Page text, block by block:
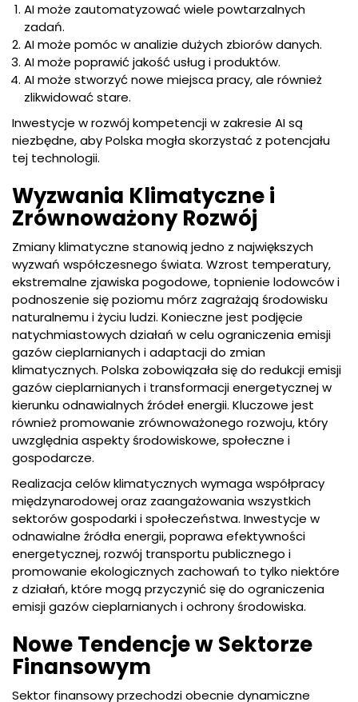
AI może zautomatyzować wiele powtarzalnych
zadań.
AI może pomóc w analizie dużych zbiorów danych.
AI może poprawić jakość usług i produktów.
AI może stworzyć nowe miejsca pracy, ale również
zlikwidować stare.
Inwestycje w rozwój kompetencji w zakresie AI są
niezbędne, aby Polska mogła skorzystać z potencjału
tej technologii.
Wyzwania Klimatyczne i
Zrównoważony Rozwój
Zmiany klimatyczne stanowią jedno z największych
wyzwań współczesnego świata. Wzrost temperatury,
ekstremalne zjawiska pogodowe, topnienie lodowców i
podnoszenie się poziomu mórz zagrażają środowisku
naturalnemu i życiu ludzi. Konieczne jest podjęcie
natychmiastowych działań w celu ograniczenia emisji
gazów cieplarnianych i adaptacji do zmian
klimatycznych. Polska zobowiązała się do redukcji emisji
gazów cieplarnianych i transformacji energetycznej w
kierunku odnawialnych źródeł energii. Kluczowe jest
również promowanie zrównoważonego rozwoju, który
uwzględnia aspekty środowiskowe, społeczne i
gospodarcze.
Realizacja celów klimatycznych wymaga współpracy
międzynarodowej oraz zaangażowania wszystkich
sektorów gospodarki i społeczeństwa. Inwestycje w
odnawialne źródła energii, poprawa efektywności
energetycznej, rozwój transportu publicznego i
promowanie ekologicznych zachowań to tylko niektóre
z działań, które mogą przyczynić się do ograniczenia
emisji gazów cieplarnianych i ochrony środowiska.
Nowe Tendencje w Sektorze
Finansowym
Sektor finansowy przechodzi obecnie dynamiczne